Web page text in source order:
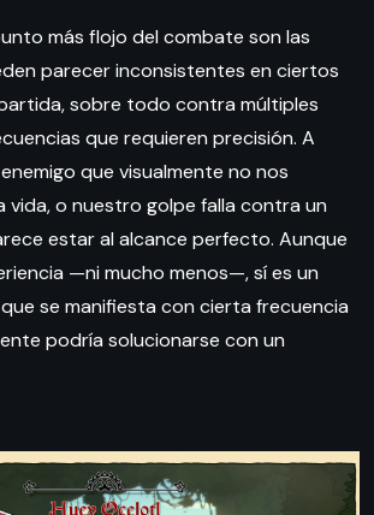
más flojo del combate son las
parecer inconsistentes en ciertos
sobre todo contra múltiples
que requieren precisión. A
que visualmente no nos
vida, o nuestro golpe falla contra un
estar al alcance perfecto. Aunque
—ni mucho menos—, sí es un
se manifiesta con cierta frecuencia
podría solucionarse con un